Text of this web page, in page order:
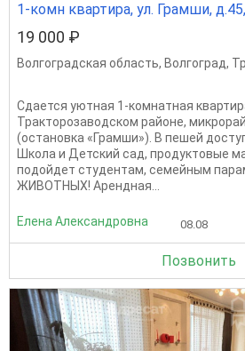
1-комн квартира, ул. Грамши,
19 000 ₽
Волгоградская область, Волгоград,
Сдается уютная 1-комнатная
Тракторозаводском районе,
(остановка «Грамши»). В пешей
Школа и Детский сад, продуктовые
подойдет студентам, семейным
ЖИВОТНЫХ! Арендная...
Елена Александровна 08.08
Позвонить